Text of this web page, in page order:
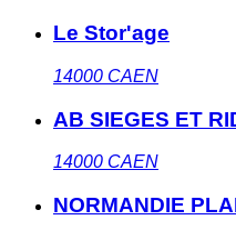
Le Stor'age
14000 CAEN
AB SIEGES ET
14000 CAEN
NORMANDIE